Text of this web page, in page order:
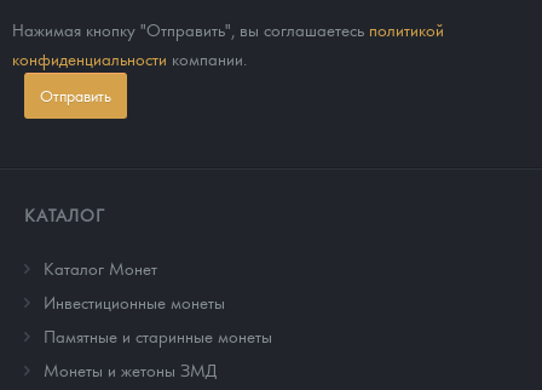
Нажимая кнопку "Отправить", вы соглашаетесь политикой
конфиденциальности компании.
Отправить
КАТАЛОГ
Каталог Монет
Инвестиционные монеты
Памятные и старинные монеты
Монеты и жетоны ЗМД